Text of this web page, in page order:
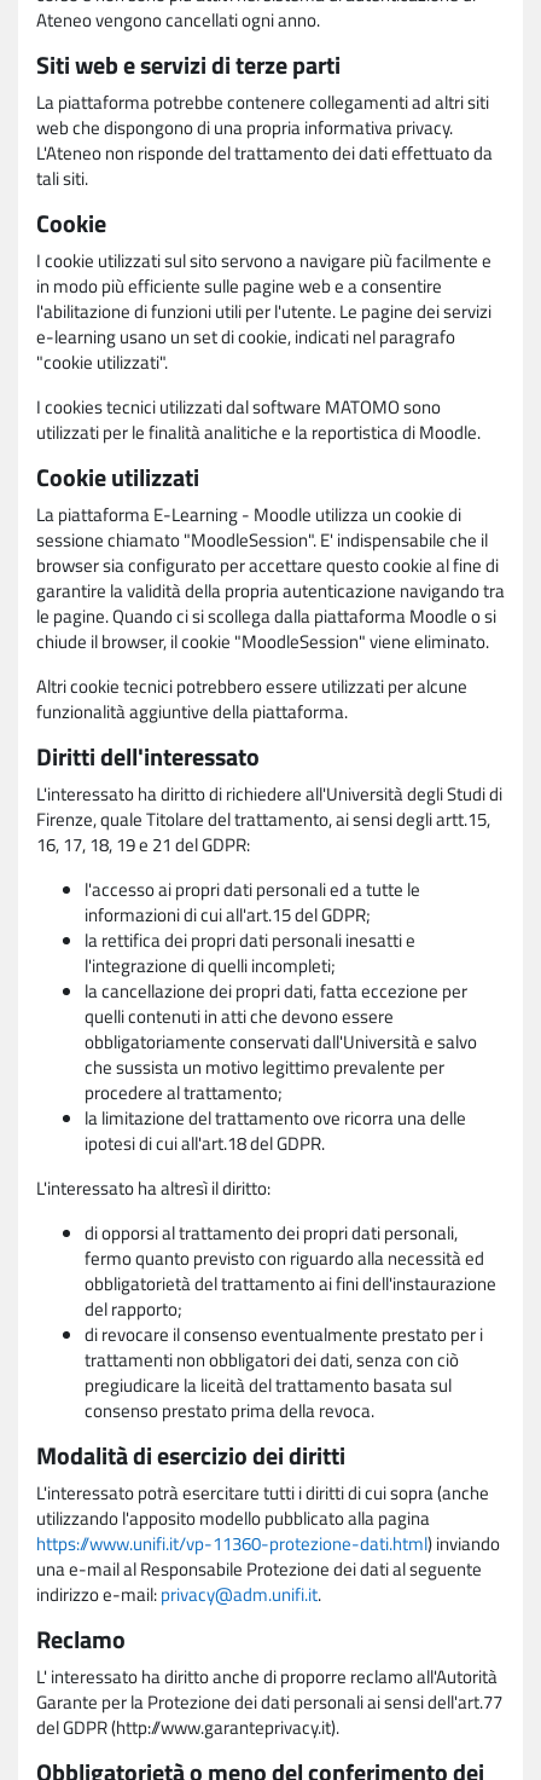
Ateneo vengono cancellati ogni anno.
Siti web e servizi di terze parti
La piattaforma potrebbe contenere collegamenti ad altri siti
web che dispongono di una propria informativa privacy.
L'Ateneo non risponde del trattamento dei dati effettuato da
tali siti.
Cookie
I cookie utilizzati sul sito servono a navigare più facilmente e
in modo più efficiente sulle pagine web e a consentire
l'abilitazione di funzioni utili per l'utente. Le pagine dei servizi
e-learning usano un set di cookie, indicati nel paragrafo
"cookie utilizzati".
I cookies tecnici utilizzati dal software MATOMO sono
utilizzati per le finalità analitiche e la reportistica di Moodle.
Cookie utilizzati
La piattaforma E-Learning - Moodle utilizza un cookie di
sessione chiamato "MoodleSession". E' indispensabile che il
browser sia configurato per accettare questo cookie al fine di
garantire la validità della propria autenticazione navigando tra
le pagine. Quando ci si scollega dalla piattaforma Moodle o si
chiude il browser, il cookie "MoodleSession" viene eliminato.
Altri cookie tecnici potrebbero essere utilizzati per alcune
funzionalità aggiuntive della piattaforma.
Diritti dell'interessato
L'interessato ha diritto di richiedere all'Università degli Studi di
Firenze, quale Titolare del trattamento, ai sensi degli artt.15,
16, 17, 18, 19 e 21 del GDPR:
l'accesso ai propri dati personali ed a tutte le
informazioni di cui all'art.15 del GDPR;
la rettifica dei propri dati personali inesatti e
l'integrazione di quelli incompleti;
la cancellazione dei propri dati, fatta eccezione per
quelli contenuti in atti che devono essere
obbligatoriamente conservati dall'Università e salvo
che sussista un motivo legittimo prevalente per
procedere al trattamento;
la limitazione del trattamento ove ricorra una delle
ipotesi di cui all'art.18 del GDPR.
L'interessato ha altresì il diritto:
di opporsi al trattamento dei propri dati personali,
fermo quanto previsto con riguardo alla necessità ed
obbligatorietà del trattamento ai fini dell'instaurazione
del rapporto;
di revocare il consenso eventualmente prestato per i
trattamenti non obbligatori dei dati, senza con ciò
pregiudicare la liceità del trattamento basata sul
consenso prestato prima della revoca.
Modalità di esercizio dei diritti
L'interessato potrà esercitare tutti i diritti di cui sopra (anche
utilizzando l'apposito modello pubblicato alla pagina
https://www.unifi.it/vp-11360-protezione-dati.html) inviando
una e-mail al Responsabile Protezione dei dati al seguente
indirizzo e-mail:privacy@adm.unifi.it.
Reclamo
L' interessato ha diritto anche di proporre reclamo all'Autorità
Garante per la Protezione dei dati personali ai sensi dell'art.77
del GDPR (http://www.garanteprivacy.it).
Obbligatorietà o meno del conferimento dei